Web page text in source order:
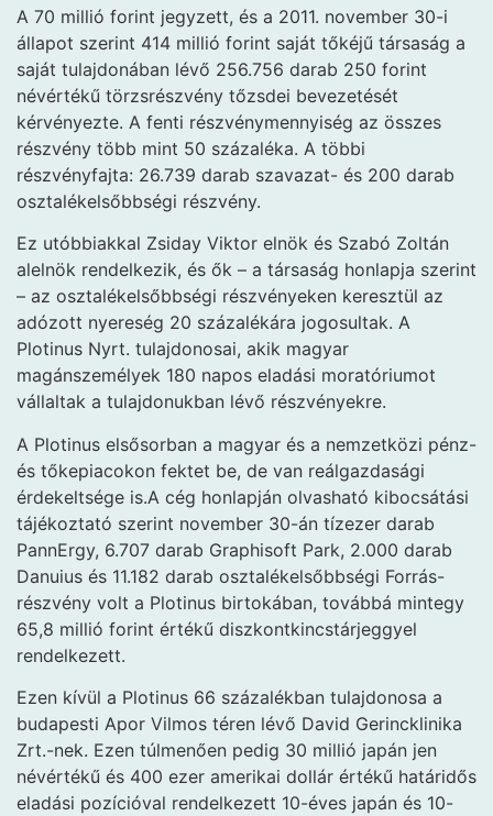
A 70 millió forint jegyzett, és a 2011. november 30-i
állapot szerint 414 millió forint saját tőkéjű társaság a
saját tulajdonában lévő 256.756 darab 250 forint
névértékű törzsrészvény tőzsdei bevezetését
kérvényezte. A fenti részvénymennyiség az összes
részvény több mint 50 százaléka. A többi
részvényfajta: 26.739 darab szavazat- és 200 darab
osztalékelsőbbségi részvény.
Ez utóbbiakkal Zsiday Viktor elnök és Szabó Zoltán
alelnök rendelkezik, és ők – a társaság honlapja szerint
– az osztalékelsőbbségi részvényeken keresztül az
adózott nyereség 20 százalékára jogosultak. A
Plotinus Nyrt. tulajdonosai, akik magyar
magánszemélyek 180 napos eladási moratóriumot
vállaltak a tulajdonukban lévő részvényekre.
A Plotinus elsősorban a magyar és a nemzetközi pénz-
és tőkepiacokon fektet be, de van reálgazdasági
érdekeltsége is.A cég honlapján olvasható kibocsátási
tájékoztató szerint november 30-án tízezer darab
PannErgy, 6.707 darab Graphisoft Park, 2.000 darab
Danuius és 11.182 darab osztalékelsőbbségi Forrás-
részvény volt a Plotinus birtokában, továbbá mintegy
65,8 millió forint értékű diszkontkincstárjeggyel
rendelkezett.
Ezen kívül a Plotinus 66 százalékban tulajdonosa a
budapesti Apor Vilmos téren lévő David Gerincklinika
Zrt.-nek. Ezen túlmenően pedig 30 millió japán jen
névértékű és 400 ezer amerikai dollár értékű határidős
eladási pozícióval rendelkezett 10-éves japán és 10-